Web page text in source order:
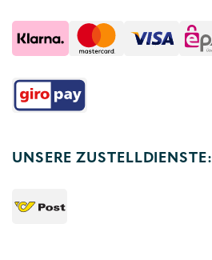
UNSERE ZUSTELLDIENSTE: